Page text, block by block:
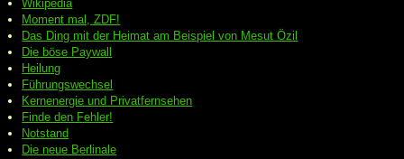
Wikipedia
Moment mal, ZDF!
Das Ding mit der Heimat am Beispiel von Mesut Özil
Die böse Paywall
Heilung
Führungswechsel
Kernenergie und Privatfernsehen
Finde den Fehler!
Notstand
Die neue Berlinale